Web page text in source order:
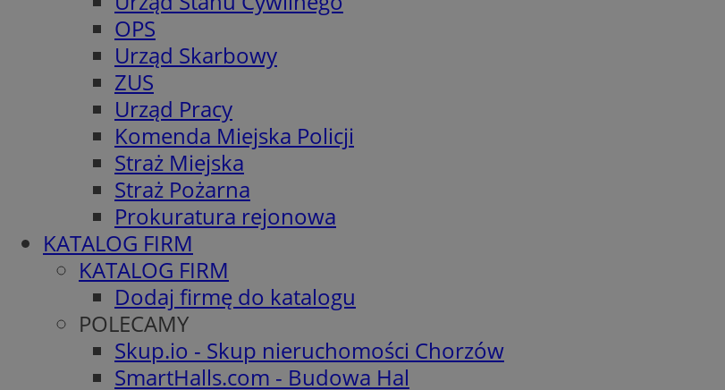
OPS
Urząd Skarbowy
ZUS
Urząd Pracy
Komenda Miejska Policji
Straż Miejska
Straż Pożarna
Prokuratura rejonowa
KATALOG FIRM
KATALOG FIRM
Dodaj firmę do katalogu
POLECAMY
Skup.io - Skup nieruchomości Chorzów
SmartHalls.com - Budowa Hal